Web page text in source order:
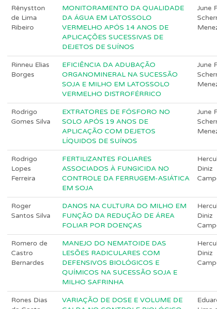
Rênystton
de Lima
Ribeiro
MONITORAMENTO DA QUALIDADE
DA ÁGUA EM LATOSSOLO
VERMELHO APÓS 14 ANOS DE
APLICAÇÕES SUCESSIVAS DE
DEJETOS DE SUÍNOS
June
Rinneu Elias
Borges
EFICIÊNCIA DA ADUBAÇÃO
ORGANOMINERAL NA SUCESSÃO
SOJA E MILHO EM LATOSSOLO
VERMELHO DISTROFÉRRICO
June
Rodrigo
Gomes Silva
EXTRATORES DE FÓSFORO NO
SOLO APÓS 19 ANOS DE
APLICAÇÃO COM DEJETOS
LÍQUIDOS DE SUÍNOS
June
Rodrigo
Lopes
Ferreira
FERTILIZANTES FOLIARES
ASSOCIADOS À FUNGICIDA NO
CONTROLE DA FERRUGEM-ASIÁTICA
EM SOJA
Diniz
Roger
Santos Silva
DANOS NA CULTURA DO MILHO EM
FUNÇÃO DA REDUÇÃO DE ÁREA
FOLIAR POR DOENÇAS
Diniz
Romero de
Castro
Bernardes
MANEJO DO NEMATOIDE DAS
LESÕES RADICULARES COM
DEFENSIVOS BIOLÓGICOS E
QUÍMICOS NA SUCESSÃO SOJA E
MILHO SAFRINHA
Diniz
Rones Dias
VARIAÇÃO DE DOSE E VOLUME DE